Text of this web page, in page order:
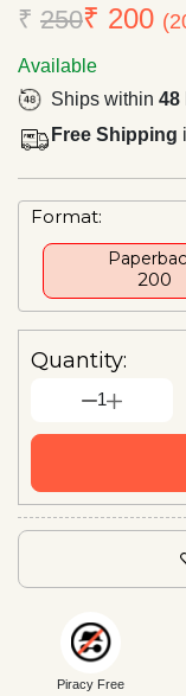
₹ 250₹ 200
Available
Ships within 48
Free Shipping
Format:
₹ 200
Quantity:
1
Piracy Free